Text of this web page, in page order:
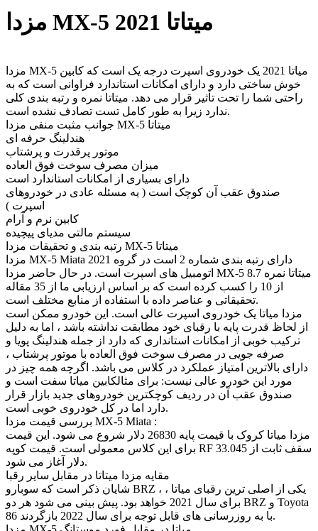
مزدا MX-5 میتاتا 2021
مزدا MX-5 میاتا 2021 یک خودروی اسپرت درجه یک است که کابین
خوش ساختی دارد و دارای امکانات استاندارد فراوانی است که به
راحتی شما را تحت تأثیر قرار می دهد. میتاتا نمره و رتبه بندی کلی
ندارد زیرا به طور کامل تست تصادف نشده است.
جوانب مثبت منفی مزدا MX-5 میتاتا
هندلینگ حرفه ای
موتور پرقدرت و پرشتاب
میزان مصرف سوخت فوق العاده
دارای بسیاری از امکانات استاندارد است
صندوق عقب آن کوچک است ( یه مسئله عادی در خودروهای
اسپرت )
کابین نرم و آرام
سیستم مالتی مدیای پیچیده
رتبه بندی و تحقیقات مزدا MX-5 میتاتا
مزدا MX-5 Miata 2021 دارای رتبه بندی شماره 2 است در گروه
اتومبیل های اسپرت است. در حال حاضر مزدا MX-5 میتاتا نمره 8.7
از 10 را کسب کرده است که بر اساس ارزیابی ما از 35 مقاله
تحقیقاتی و عناصر داده با استفاده از منابع مختلف است.
مزدا میاتا یک خودروی اسپرت عالی است. این خودرو ممکن است
از لحاظ قدرت پایه با رقبای خود مطابقت نداشته باشد ، اما به دلیل
ترکیب خوبی از امکانات استانداری که دارد از جمله هندلینگ پویا و
صرفه جویی در مصرف سوخت فوق العاده با موتور پرشتاب ،
دارای بالاترین امتیاز عملکرد در کلاس می باشد. اگرچه همه چیز در
مورد این خودرو عالی نیست: برای مثالکابین میاتا سفت است و
صندوق عقب آن در ردیف کوچکترین خودروهای جدید بازار قرار
دارد اما در کل خودروی خوبی است.
بررسی قیمت مزدا MX-5 Miata :
مزدا میاتا کروک با قیمت پایه 26830 دلار شروع می شود. این قیمت
برای این کلاس معمولی است. قیمت کوپه RF سقف ثابت از 33.045
دلار آغاز می شود.
مقایه مزدا میتاتا در مقابل سایر رقبا
شایان ذکر است که سوبارو BRZ ، یکی از اصلی ترین رقبای میاتا ،
برای سال 2021 خواهد بود. پیش بینی می شود هر دو BRZ و Toyota
86 با به روزرسانی های قابل توجه برای سال 2022 بازگردند.